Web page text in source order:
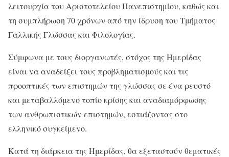
λειτουργία του Αριστοτελείου Πανεπιστημίου, καθώς και
τη συμπλήρωση 70 χρόνων από την ίδρυση του Τμήματος
Γαλλικής Γλώσσας και Φιλολογίας.
Σύμφωνα με τους διοργανωτές, στόχος της Ημερίδας
είναι να αναδείξει τους προβληματισμούς και τις
προοπτικές των επιστημών της γλώσσας σε ένα ρευστό
και μεταβαλλόμενο τοπίο κρίσης και αναδιαμόρφωσης
των ανθρωπιστικών επιστημών, εστιάζοντας στο
ελληνικό συγκείμενο.
Κατά τη διάρκεια της Ημερίδας, θα εξεταστούν θεματικές